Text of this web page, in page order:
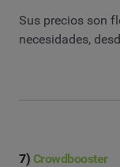
Sus precios son
necesidades,
7) Crowdbooster